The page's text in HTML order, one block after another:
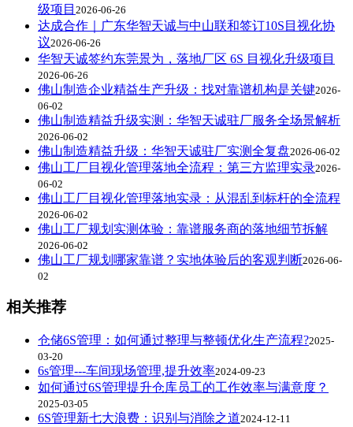
级项目 2026-06-26
达成合作｜广东华智天诚与中山联和签订10S目视化协
议2026-06-26
华智天诚签约东莞景为，落地厂区 6S 目视化升级项目
2026-06-26
佛山制造企业精益生产升级：找对靠谱机构是关键2026-
06-02
佛山制造精益升级实测：华智天诚驻厂服务全场景解析
2026-06-02
佛山制造精益升级：华智天诚驻厂实测全复盘2026-06-02
佛山工厂目视化管理落地全流程：第三方监理实录2026-
06-02
佛山工厂目视化管理落地实录：从混乱到标杆的全流程
2026-06-02
佛山工厂规划实测体验：靠谱服务商的落地细节拆解
2026-06-02
佛山工厂规划哪家靠谱？实地体验后的客观判断2026-06-
02
相关推荐
仓储6S管理：如何通过整理与整顿优化生产流程?2025-
03-20
6s管理---车间现场管理,提升效率2024-09-23
如何通过6S管理提升仓库员工的工作效率与满意度？
2025-03-05
6S管理新七大浪费：识别与消除之道2024-12-11